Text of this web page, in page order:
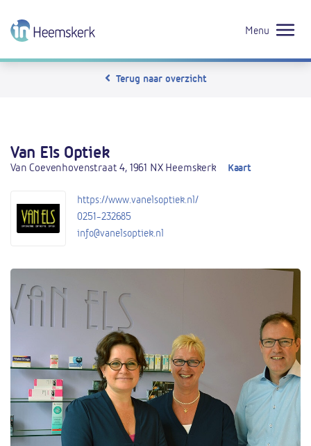
Menu
Terug naar overzicht
Van Els Optiek
Van Coevenhovenstraat 4, 1961 NX Heemskerk Kaart
https://www.vanelsoptiek.nl/
0251-232685
info@vanelsoptiek.nl